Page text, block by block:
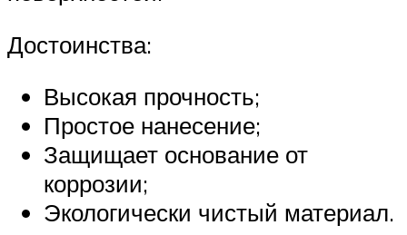
Достоинства:
Высокая прочность;
Простое нанесение;
Защищает основание от
коррозии;
Экологически чистый материал.